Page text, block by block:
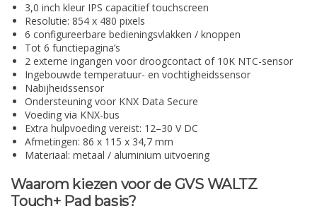
3,0 inch kleur IPS capacitief touchscreen
Resolutie: 854 x 480 pixels
6 configureerbare bedieningsvlakken / knoppen
Tot 6 functiepagina’s
2 externe ingangen voor droogcontact of 10K NTC-sensor
Ingebouwde temperatuur- en vochtigheidssensor
Nabijheidssensor
Ondersteuning voor KNX Data Secure
Voeding via KNX-bus
Extra hulpvoeding vereist: 12–30 V DC
Afmetingen: 86 x 115 x 34,7 mm
Materiaal: metaal / aluminium uitvoering
Waarom kiezen voor de GVS WALTZ
Touch+ Pad basis?